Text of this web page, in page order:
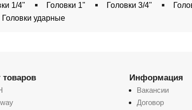
1/4" Головки 1" Головки 3/4"
Головки ударные
товаров Информация
Вакансии
Договор